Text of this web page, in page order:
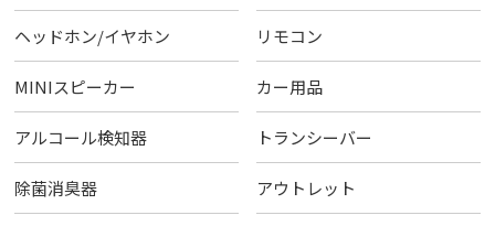
ヘッドホン/イヤホン リモコン
MINIスピーカー カー用品
アルコール検知器 トランシーバー
除菌消臭器 アウトレット